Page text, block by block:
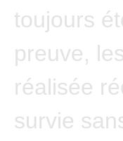
toujours
preuve,
réalisée
survie